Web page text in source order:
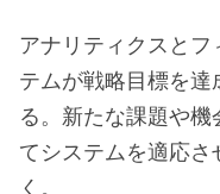
アナリティクスとフ
テムが戦略目標を
る。新たな課題や
てシステムを適応
く。